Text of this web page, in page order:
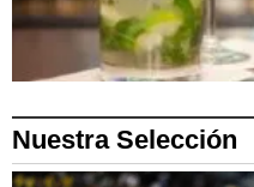
Nuestra Selección